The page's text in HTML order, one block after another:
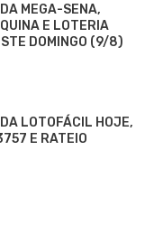
MEGA-SENA,
E LOTERIA
DOMINGO (9/8)
LOTOFÁCIL HOJE,
E RATEIO